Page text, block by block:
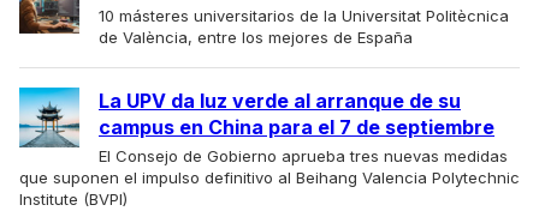
10 másteres universitarios de la Universitat Politècnica
de València, entre los mejores de España
La UPV da luz verde al arranque de su
campus en China para el 7 de septiembre
El Consejo de Gobierno aprueba tres nuevas medidas
que suponen el impulso definitivo al Beihang Valencia Polytechnic
Institute (BVPI)